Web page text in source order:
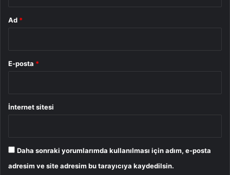
Ad *
E-posta *
İnternet sitesi
Daha sonraki yorumlarımda kullanılması için adım, e-posta
adresim ve site adresim bu tarayıcıya kaydedilsin.